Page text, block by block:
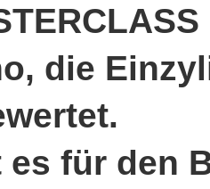
die
für den